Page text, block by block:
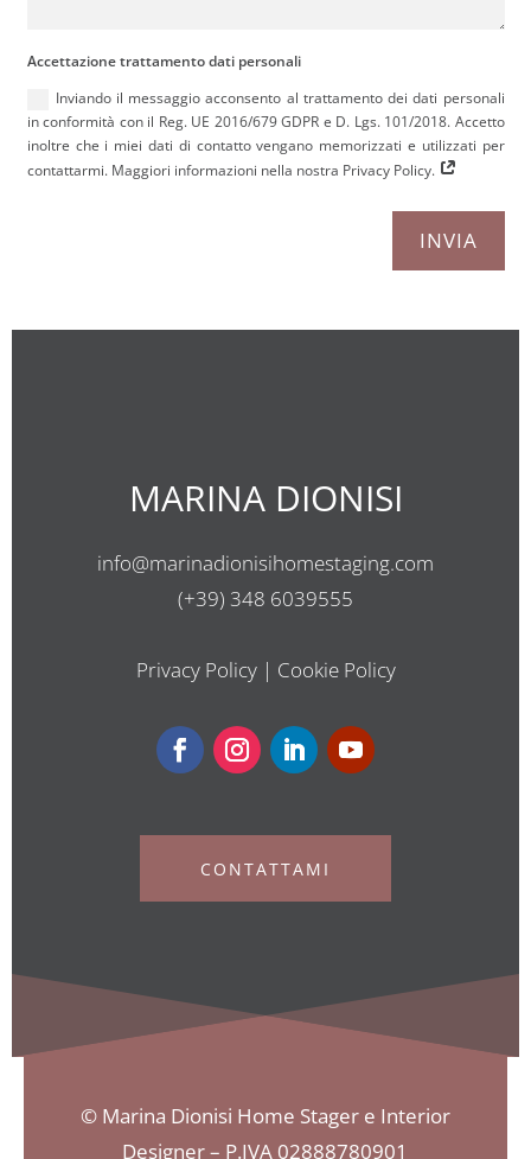
Accettazione trattamento dati personali
Inviando il messaggio acconsento al trattamento dei dati personali
in conformità con il Reg. UE 2016/679 GDPR e D. Lgs. 101/2018. Accetto
inoltre che i miei dati di contatto vengano memorizzati e utilizzati per
contattarmi. Maggiori informazioni nella nostra Privacy Policy.
INVIA
MARINA DIONISI
info@marinadionisihomestaging.com
(+39) 348 6039555
Privacy Policy| Cookie Policy
CONTATTAMI
© Marina Dionisi Home Stager e Interior
Designer – P.IVA 02888780901